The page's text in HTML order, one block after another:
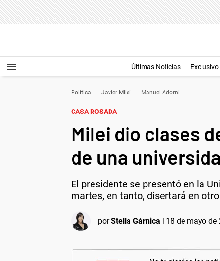
Últimas Noticias
Política Javier Milei Manuel Adorni
CASA ROSADA
Milei dio clases
de una
El presidente se presentó en la
martes, en tanto, disertará en
porStella Gárnica | 18 de mayo de